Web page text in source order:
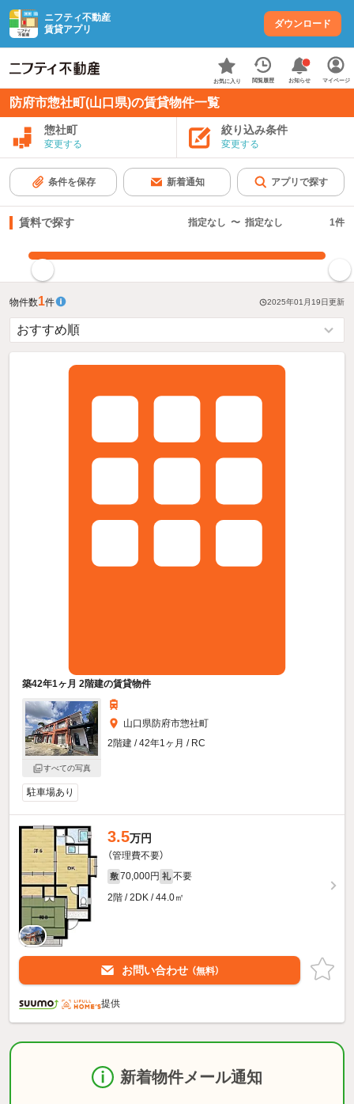
ニフティ不動産
賃貸アプリ
ダウンロード
お気に入り 閲覧履歴 お知らせ マイページ
防府市惣社町(山口県)の賃貸物件一覧
惣社町
変更する
絞り込み条件
変更する
条件を保存 新着通知 アプリで探す
賃料で探す 指定なし 〜 指定なし 1件
物件数1件 2025年01月19日更新
築42年1ヶ月 2階建の賃貸物件
すべての写真
山口県防府市惣社町
2階建 / 42年1ヶ月 / RC
駐車場あり
3.5万円
（管理費不要）
敷 70,000円 礼 不要
2階 / 2DK / 44.0㎡
お問い合わせ （無料）
提供
新着物件メール通知